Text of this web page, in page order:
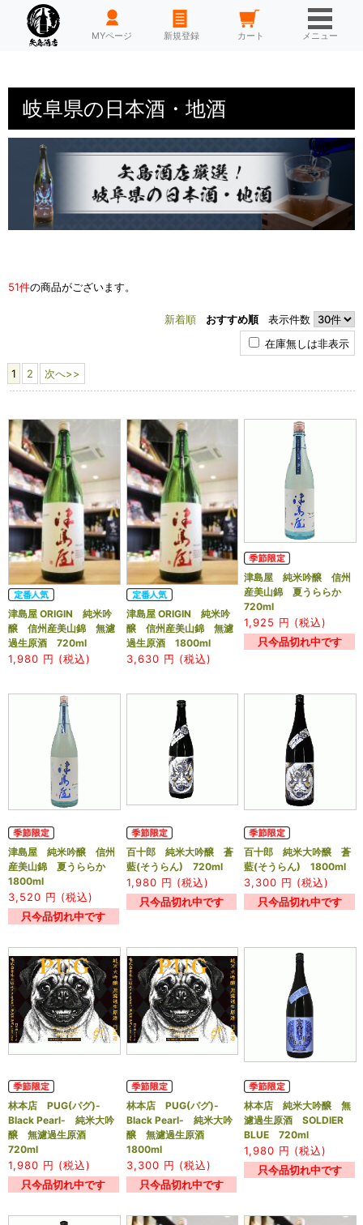
HOME MYページ 新規登録 カート メニュー
岐阜県の日本酒・地酒
51件の商品がございます。
新着順 おすすめ順表示件数
在庫無しは非表示
1 2 次へ>>
津島屋 ORIGIN 純米吟
醸 信州産美山錦 無濾
過生原酒 720ml
1,980 円 (税込)
津島屋 ORIGIN 純米吟
醸 信州産美山錦 無濾
過生原酒 1800ml
3,630 円 (税込)
津島屋 純米吟醸 信州
産美山錦 夏うららか
720ml
1,925 円 (税込)
只今品切れ中です
津島屋 純米吟醸 信州
産美山錦 夏うららか
1800ml
3,520 円 (税込)
只今品切れ中です
百十郎 純米大吟醸 蒼
藍(そうらん) 720ml
1,980 円 (税込)
只今品切れ中です
百十郎 純米大吟醸 蒼
藍(そうらん) 1800ml
3,300 円 (税込)
只今品切れ中です
林本店 PUG(パグ)-
Black Pearl- 純米大吟
醸 無濾過生原酒
720ml
1,980 円 (税込)
只今品切れ中です
林本店 PUG(パグ)-
Black Pearl- 純米大吟
醸 無濾過生原酒
1800ml
3,300 円 (税込)
只今品切れ中です
林本店 純米大吟醸 無
濾過生原酒 SOLDIER
BLUE 720ml
1,980 円 (税込)
只今品切れ中です